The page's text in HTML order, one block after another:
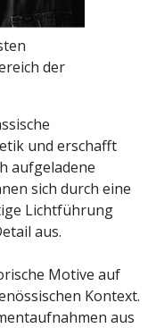
der
und erschafft
aufgeladene
sich durch eine
Lichtführung
aus.
Motive auf
Kontext.
aus